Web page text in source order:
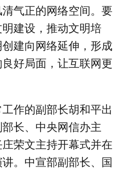
气正的网络空间。要
建设，推动文明培
建向网络延伸，形成
好局面，让互联网更
作的副部长胡和平出
长、中央网信办主
荣文主持开幕式并在
。中宣部副部长、国